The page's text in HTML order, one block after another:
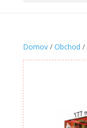
Domov/ Obchod /